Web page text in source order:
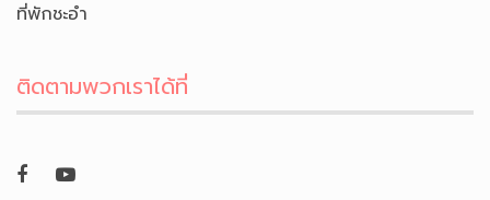
ที่พักชะอำ
ติดตามพวกเราได้ที่